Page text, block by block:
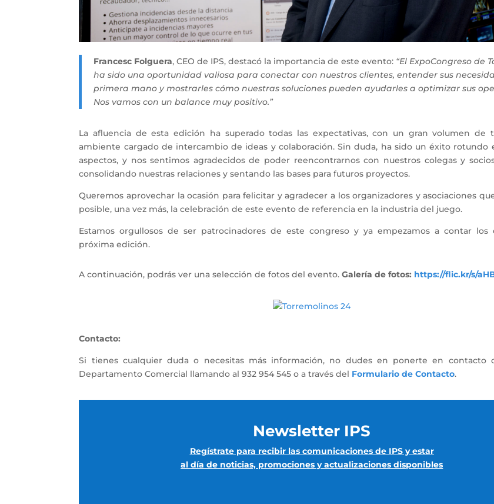
Francesc Folguera, CEO de IPS, destacó la importancia de este evento: “El ExpoCongreso de
ha sido una oportunidad valiosa para conectar con nuestros clientes, entender sus
primera mano y mostrarles cómo nuestras soluciones pueden ayudarles a optimizar sus
Nos vamos con un balance muy positivo.”
La afluencia de esta edición ha superado todas las expectativas, con un gran volumen de
ambiente cargado de intercambio de ideas y colaboración. Sin duda, ha sido un éxito rotundo
aspectos, y nos sentimos agradecidos de poder reencontrarnos con nuestros colegas y
consolidando nuestras relaciones y sentando las bases para futuros proyectos.
Queremos aprovechar la ocasión para felicitar y agradecer a los organizadores y asociaciones
posible, una vez más, la celebración de este evento de referencia en la industria del juego.
Estamos orgullosos de ser patrocinadores de este congreso y ya empezamos a contar los
próxima edición.
A continuación, podrás ver una selección de fotos del evento.Galería de fotos: https://flic.kr/s/
Contacto:
Si tienes cualquier duda o necesitas más información, no dudes en ponerte en contacto
Departamento Comercial llamando al 932 954 545 o a través del Formulario de Contacto.
Newsletter IPS
Regístrate para recibir las comunicaciones de IPS y estar
al día de noticias, promociones y actualizaciones disponibles